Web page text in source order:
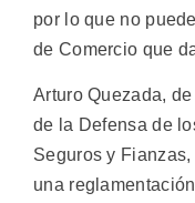
por lo que no
de Comercio que
Arturo Quezada,
de la Defensa de
Seguros y
una